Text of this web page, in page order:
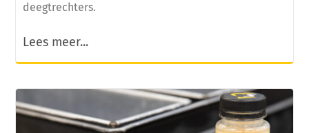
deegtrechters.
Lees meer...